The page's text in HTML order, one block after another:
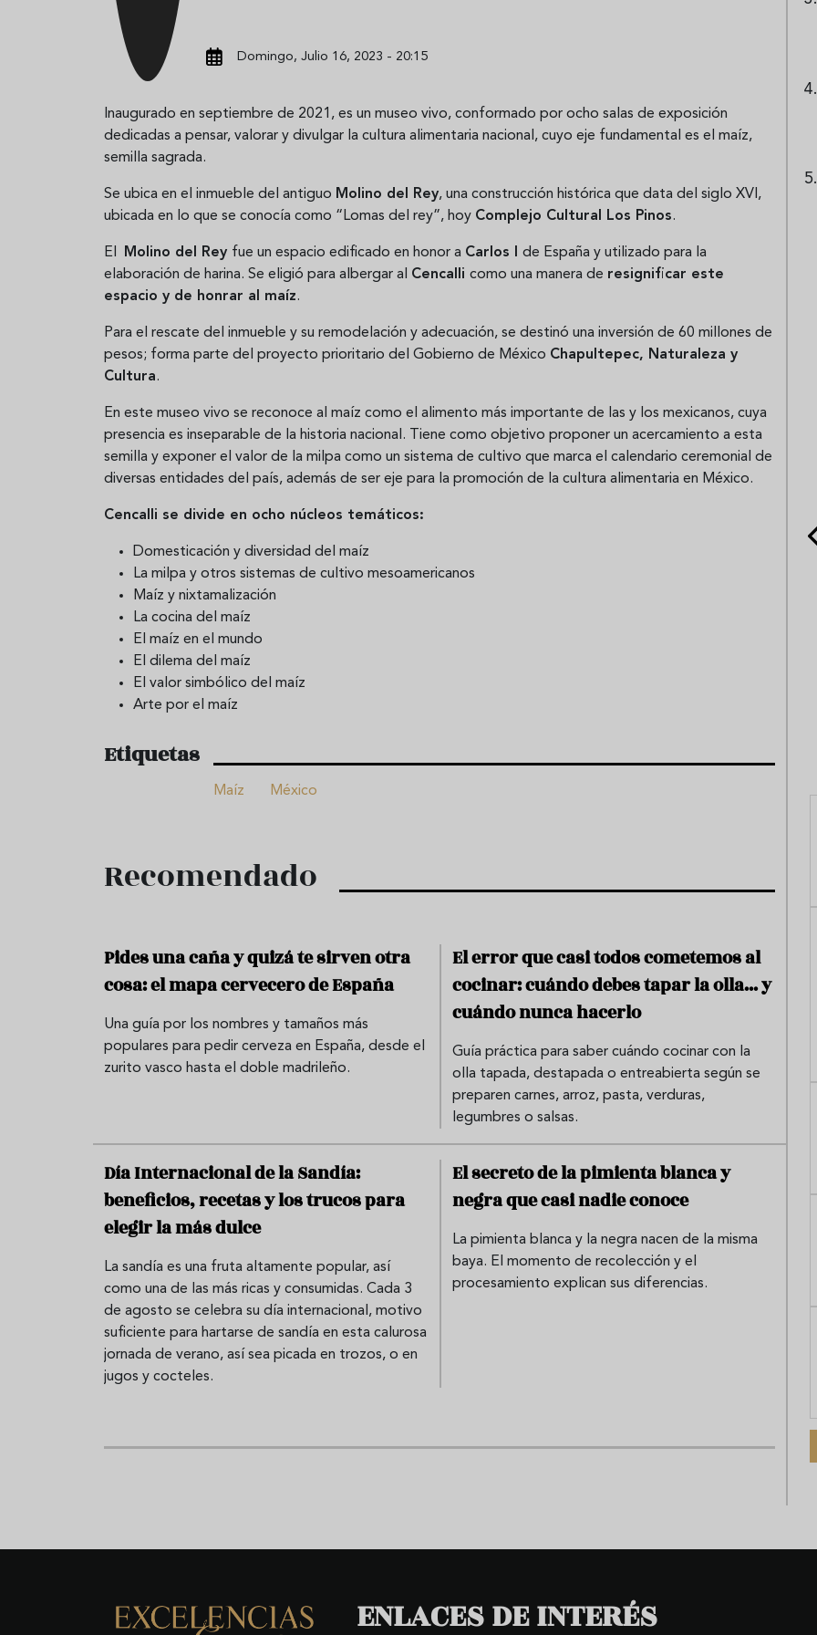
Domingo, Julio 16, 2023 - 20:15
Inaugurado en septiembre de 2021, es un museo vivo, conformado por ocho salas de exposición
dedicadas a pensar, valorar y divulgar la cultura alimentaria nacional, cuyo eje fundamental es el maíz,
semilla sagrada.
Se ubica en el inmueble del antiguo Molino del Rey, una construcción histórica que data del siglo XVI,
ubicada en lo que se conocía como “Lomas del rey”, hoy Complejo Cultural Los Pinos.
El Molino del Rey fue un espacio edificado en honor a Carlos I de España y utilizado para la
elaboración de harina. Se eligió para albergar al Cencalli como una manera de resignificar este
espacio y de honrar al maíz.
Para el rescate del inmueble y su remodelación y adecuación, se destinó una inversión de 60 millones de
pesos; forma parte del proyecto prioritario del Gobierno de México Chapultepec, Naturaleza y
Cultura.
En este museo vivo se reconoce al maíz como el alimento más importante de las y los mexicanos, cuya
presencia es inseparable de la historia nacional. Tiene como objetivo proponer un acercamiento a esta
semilla y exponer el valor de la milpa como un sistema de cultivo que marca el calendario ceremonial de
diversas entidades del país, además de ser eje para la promoción de la cultura alimentaria en México.
Cencalli se divide en ocho núcleos temáticos:
Domesticación y diversidad del maíz
La milpa y otros sistemas de cultivo mesoamericanos
Maíz y nixtamalización
La cocina del maíz
El maíz en el mundo
El dilema del maíz
El valor simbólico del maíz
Arte por el maíz
Etiquetas
Maíz México
Recomendado
Pides una caña y quizá te sirven otra
cosa: el mapa cervecero de España
Una guía por los nombres y tamaños más
populares para pedir cerveza en España, desde el
zurito vasco hasta el doble madrileño.
El error que casi todos cometemos al
cocinar: cuándo debes tapar la olla... y
cuándo nunca hacerlo
Guía práctica para saber cuándo cocinar con la
olla tapada, destapada o entreabierta según se
preparen carnes, arroz, pasta, verduras,
legumbres o salsas.
Día Internacional de la Sandía:
beneficios, recetas y los trucos para
elegir la más dulce
La sandía es una fruta altamente popular, así
como una de las más ricas y consumidas. Cada 3
de agosto se celebra su día internacional, motivo
suficiente para hartarse de sandía en esta calurosa
jornada de verano, así sea picada en trozos, o en
jugos y cocteles.
El secreto de la pimienta blanca y
negra que casi nadie conoce
La pimienta blanca y la negra nacen de la misma
baya. El momento de recolección y el
procesamiento explican sus diferencias.
ENLACES DE INTERÉS